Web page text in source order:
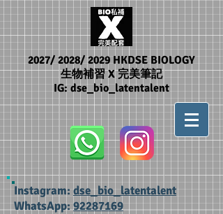
2027/ 2028/ 2029 HKDSE BIOLOGY
生物補習 X 完美筆記
IG: dse_bio_latentalent
Instagram: dse_bio_latentalent
WhatsApp:92287169